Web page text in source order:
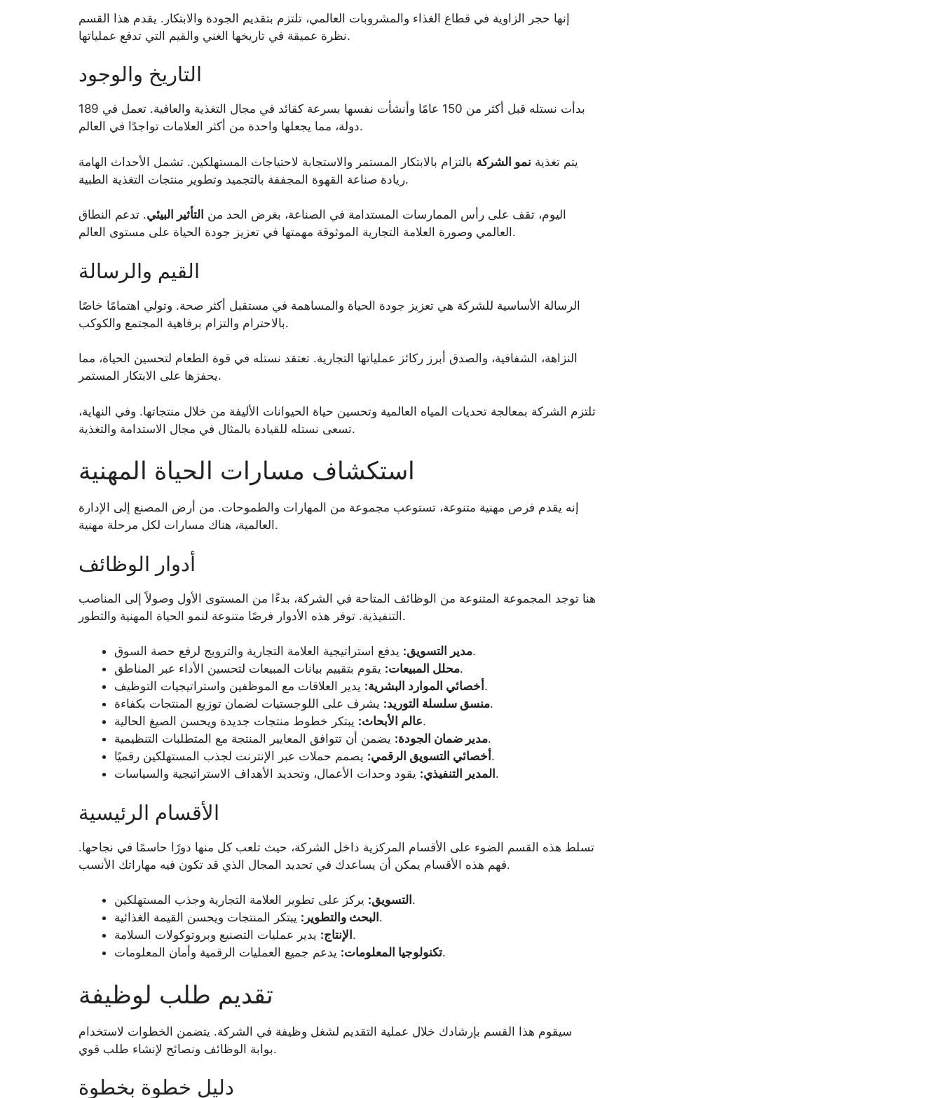
إنها حجر الزاوية في قطاع الغذاء والمشروبات العالمي، تلتزم بتقديم الجودة والابتكار. يقدم هذا القسم
نظرة عميقة في تاريخها الغني والقيم التي تدفع عملياتها.
التاريخ والوجود
بدأت نستله قبل أكثر من 150 عامًا وأنشأت نفسها بسرعة كقائد في مجال التغذية والعافية. تعمل في 189
دولة، مما يجعلها واحدة من أكثر العلامات تواجدًا في العالم.
يتم تغذية نمو الشركة بالتزام بالابتكار المستمر والاستجابة لاحتياجات المستهلكين. تشمل الأحداث الهامة
ريادة صناعة القهوة المجففة بالتجميد وتطوير منتجات التغذية الطبية.
اليوم، تقف على رأس الممارسات المستدامة في الصناعة، بغرض الحد من التأثير البيئي. تدعم النطاق
العالمي وصورة العلامة التجارية الموثوقة مهمتها في تعزيز جودة الحياة على مستوى العالم.
القيم والرسالة
الرسالة الأساسية للشركة هي تعزيز جودة الحياة والمساهمة في مستقبل أكثر صحة. وتولي اهتمامًا خاصًا
بالاحترام والتزام برفاهية المجتمع والكوكب.
النزاهة، الشفافية، والصدق أبرز ركائز عملياتها التجارية. تعتقد نستله في قوة الطعام لتحسين الحياة، مما
يحفزها على الابتكار المستمر.
تلتزم الشركة بمعالجة تحديات المياه العالمية وتحسين حياة الحيوانات الأليفة من خلال منتجاتها. وفي النهاية،
تسعى نستله للقيادة بالمثال في مجال الاستدامة والتغذية.
استكشاف مسارات الحياة المهنية
إنه يقدم فرص مهنية متنوعة، تستوعب مجموعة من المهارات والطموحات. من أرض المصنع إلى الإدارة
العالمية، هناك مسارات لكل مرحلة مهنية.
أدوار الوظائف
هنا توجد المجموعة المتنوعة من الوظائف المتاحة في الشركة، بدءًا من المستوى الأول وصولاً إلى المناصب
التنفيذية. توفر هذه الأدوار فرصًا متنوعة لنمو الحياة المهنية والتطور.
مدير التسويق:يدفع استراتيجية العلامة التجارية والترويج لرفع حصة السوق.
محلل المبيعات:يقوم بتقييم بيانات المبيعات لتحسين الأداء عبر المناطق.
أخصائي الموارد البشرية: يدير العلاقات مع الموظفين واستراتيجيات التوظيف.
منسق سلسلة التوريد:يشرف على اللوجستيات لضمان توزيع المنتجات بكفاءة.
عالم الأبحاث:يبتكر خطوط منتجات جديدة ويحسن الصيغ الحالية.
مدير ضمان الجودة:يضمن أن تتوافق المعايير المنتجة مع المتطلبات التنظيمية.
أخصائي التسويق الرقمي: يصمم حملات عبر الإنترنت لجذب المستهلكين رقميًا.
المدير التنفيذي: يقود وحدات الأعمال، وتحديد الأهداف الاستراتيجية والسياسات.
الأقسام الرئيسية
تسلط هذه القسم الضوء على الأقسام المركزية داخل الشركة، حيث تلعب كل منها دورًا حاسمًا في نجاحها.
فهم هذه الأقسام يمكن أن يساعدك في تحديد المجال الذي قد تكون فيه مهاراتك الأنسب.
التسويق: يركز على تطوير العلامة التجارية وجذب المستهلكين.
البحث والتطوير: يبتكر المنتجات ويحسن القيمة الغذائية.
الإنتاج: يدير عمليات التصنيع وبروتوكولات السلامة.
تكنولوجيا المعلومات:يدعم جميع العمليات الرقمية وأمان المعلومات.
تقديم طلب لوظيفة
سيقوم هذا القسم بإرشادك خلال عملية التقديم لشغل وظيفة في الشركة. يتضمن الخطوات لاستخدام
بوابة الوظائف ونصائح لإنشاء طلب قوي.
دليل خطوة بخطوة